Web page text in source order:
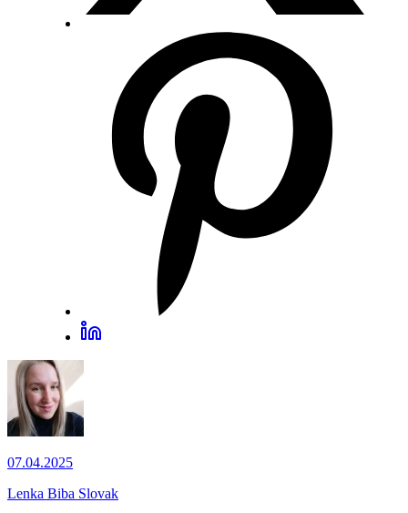
07.04.2025
Lenka Biba Slovak